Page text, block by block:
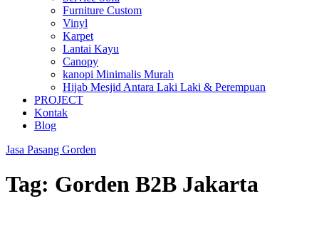
Furniture Custom
Vinyl
Karpet
Lantai Kayu
Canopy
kanopi Minimalis Murah
Hijab Mesjid Antara Laki Laki & Perempuan
PROJECT
Kontak
Blog
Jasa Pasang Gorden
Tag: Gorden B2B Jakarta